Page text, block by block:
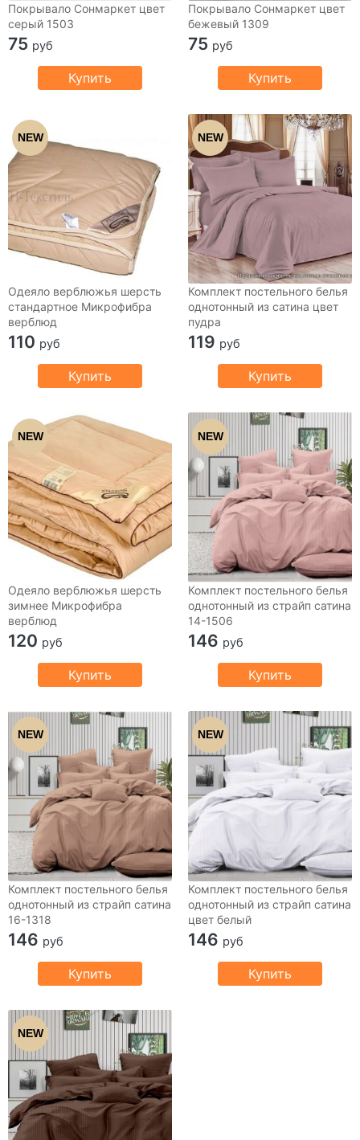
Покрывало Сонмаркет цвет
серый 1503
75 руб
Купить
Покрывало Сонмаркет цвет
бежевый 1309
75 руб
Купить
NEW
Одеяло верблюжья шерсть
стандартное Микрофибра
верблюд
110 руб
Купить
NEW
Комплект постельного белья
однотонный из сатина цвет
пудра
119 руб
Купить
NEW
Одеяло верблюжья шерсть
зимнее Микрофибра
верблюд
120 руб
Купить
NEW
Комплект постельного белья
однотонный из страйп сатина
14-1506
146 руб
Купить
NEW
Комплект постельного белья
однотонный из страйп сатина
16-1318
146 руб
Купить
NEW
Комплект постельного белья
однотонный из страйп сатина
цвет белый
146 руб
Купить
NEW